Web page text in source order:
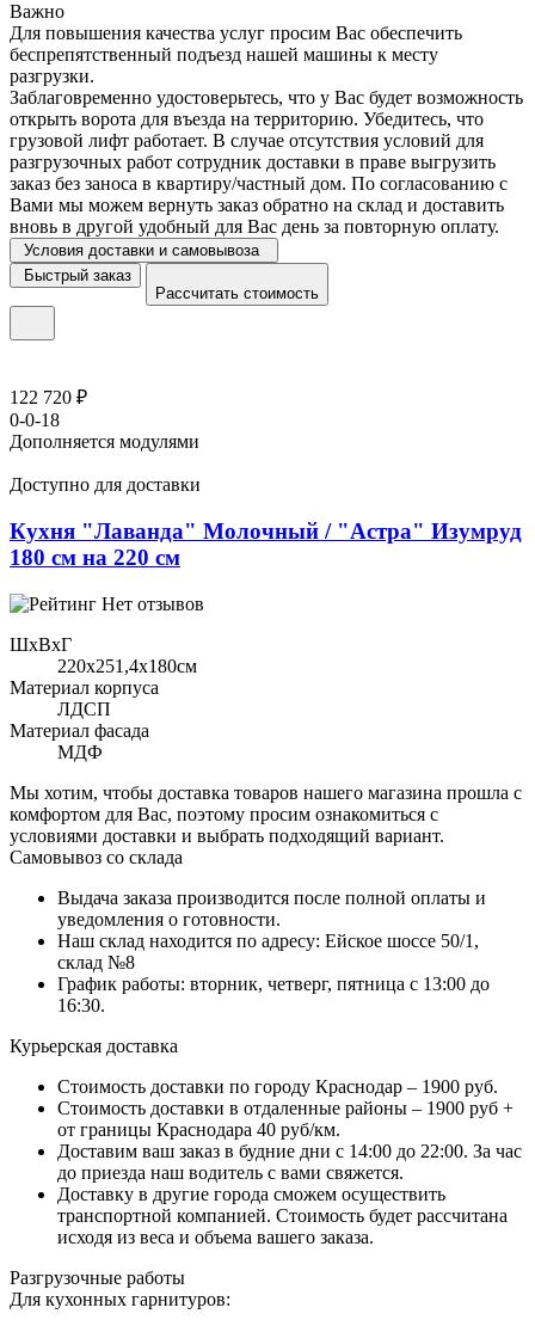
Важно
Для повышения качества услуг просим Вас обеспечить
беспрепятственный подъезд нашей машины к месту
разгрузки.
Заблаговременно удостоверьтесь, что у Вас будет возможность
открыть ворота для въезда на территорию. Убедитесь, что
грузовой лифт работает. В случае отсутствия условий для
разгрузочных работ сотрудник доставки в праве выгрузить
заказ без заноса в квартиру/частный дом. По согласованию с
Вами мы можем вернуть заказ обратно на склад и доставить
вновь в другой удобный для Вас день за повторную оплату.
Условия доставки и самовывоза
Быстрый заказ
Рассчитать стоимость
122 720 ₽
0-0-18
Дополняется модулями
Доступно для доставки
Кухня "Лаванда" Молочный / "Астра" Изумруд
180 см на 220 см
Нет отзывов
ШхВхГ
220x251,4х180см
Материал корпуса
ЛДСП
Материал фасада
МДФ
Мы хотим, чтобы доставка товаров нашего магазина прошла с
комфортом для Вас, поэтому просим ознакомиться с
условиями доставки и выбрать подходящий вариант.
Самовывоз со склада
Выдача заказа производится после полной оплаты и
уведомления о готовности.
Наш склад находится по адресу: Ейское шоссе 50/1,
склад №8
График работы: вторник, четверг, пятница с 13:00 до
16:30.
Курьерская доставка
Стоимость доставки по городу Краснодар – 1900 руб.
Стоимость доставки в отдаленные районы – 1900 руб +
от границы Краснодара 40 руб/км.
Доставим ваш заказ в будние дни с 14:00 до 22:00. За час
до приезда наш водитель с вами свяжется.
Доставку в другие города сможем осуществить
транспортной компанией. Стоимость будет рассчитана
исходя из веса и объема вашего заказа.
Разгрузочные работы
Для кухонных гарнитуров: